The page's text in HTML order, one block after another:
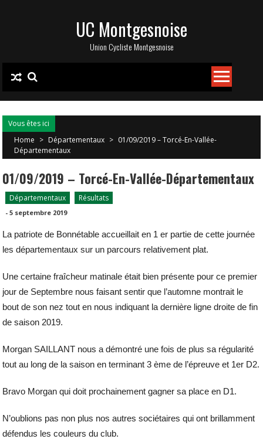
UC Montgesnoise
Union Cycliste Montgesnoise
Vous êtes ici
Home > Départementaux > 01/09/2019 – Torcé-En-Vallée-
Départementaux
01/09/2019 – Torcé-En-Vallée-Départementaux
Départementaux Résultats
-5 septembre 2019
La patriote de Bonnétable accueillait en 1 er partie de cette journée
les départementaux sur un parcours relativement plat.
Une certaine fraîcheur matinale était bien présente pour ce premier
jour de Septembre nous faisant sentir que l’automne montrait le
bout de son nez tout en nous indiquant la dernière ligne droite de fin
de saison 2019.
Morgan SAILLANT nous a démontré une fois de plus sa régularité
tout au long de la saison en terminant 3 ème de l’épreuve et 1er D2.
Bravo Morgan qui doit prochainement gagner sa place en D1.
N’oublions pas non plus nos autres sociétaires qui ont brillamment
défendus les couleurs du club.